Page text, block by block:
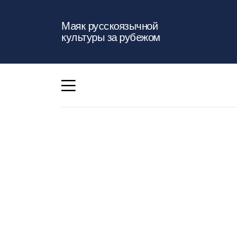
Маяк русскоязычной
культуры за рубежом